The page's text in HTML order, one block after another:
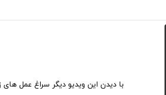
با دیدن این ویدیو دیگر سراغ عمل